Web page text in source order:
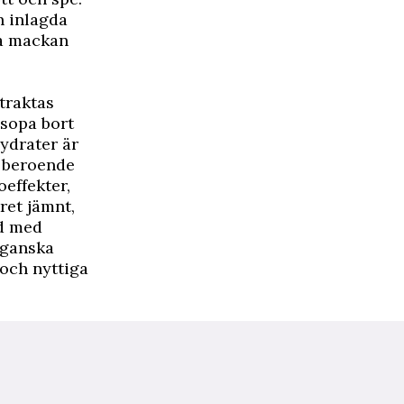
inlagda
mackan
bort
är
jämnt,
med
nyttiga